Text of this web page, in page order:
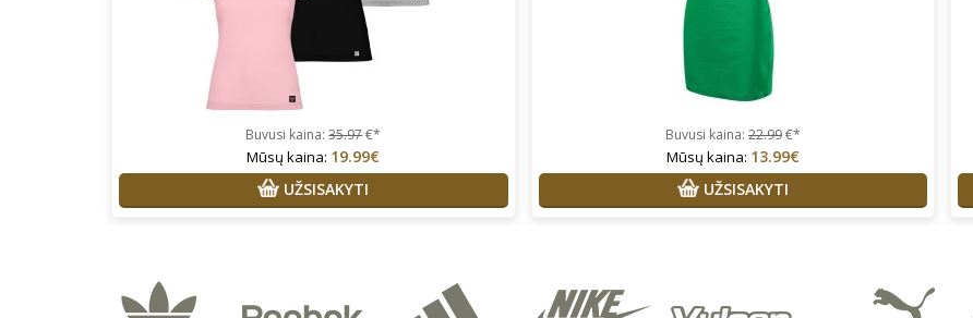
Buvusi kaina:35.97€*
Mūsų kaina: 19.99€
UŽSISAKYTI
Buvusi kaina: 22.99€*
Mūsų kaina: 13.99€
UŽSISAKYTI